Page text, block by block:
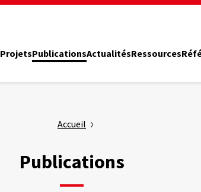
ProjetsPublicationsActualitésRessources
Accueil
Publications